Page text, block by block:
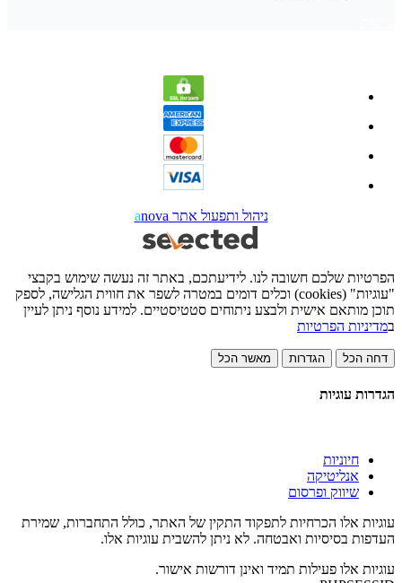
ניהול ותפעול אתר anova
הפרטיות שלכם חשובה לנו. לידיעתכם, באתר זה נעשה שימוש בקבצי
"עוגיות" (cookies) וכלים דומים במטרה לשפר את חווית הגלישה, לספק
תוכן מותאם אישית ולבצע ניתוחים סטטיסטיים. למידע נוסף ניתן לעיין
במדיניות הפרטיות
דחה הכל הגדרות מאשר הכל
הגדרות עוגיות
חיוניות
אנליטיקה
שיווק ופרסום
עוגיות אלו הכרחיות לתפקוד התקין של האתר, כולל התחברות, שמירת
העדפות בסיסיות ואבטחה. לא ניתן להשבית עוגיות אלו.
עוגיות אלו פעילות תמיד ואינן דורשות אישור.